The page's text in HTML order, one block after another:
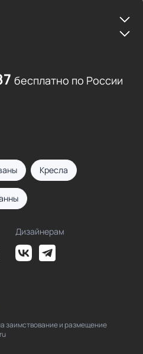
бесплатно по России
Кресла
Дизайнерам
заимствование и размещение